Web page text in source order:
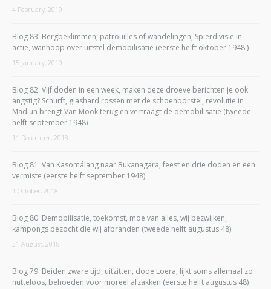
4 February, 2019
Blog 83: Bergbeklimmen, patrouilles of wandelingen, Spierdivisie in
actie, wanhoop over uitstel demobilisatie (eerste helft oktober 1948 )
15 January, 2019
Blog 82: Vijf doden in een week, maken deze droeve berichten je ook
angstig? Schurft, glashard rossen met de schoenborstel, revolutie in
Madiun brengt Van Mook terug en vertraagt de demobilisatie (tweede
helft september 1948)
11 December, 2018
Blog 81: Van Kasomálang naar Bukanagara, feest en drie doden en een
vermiste (eerste helft september 1948)
1 October, 2018
Blog 80: Demobilisatie, toekomst, moe van alles, wij bezwijken,
kampongs bezocht die wij afbranden (tweede helft augustus 48)
31 August, 2018
Blog 79: Beiden zware tijd, uitzitten, dode Loera, lijkt soms allemaal zo
nutteloos, behoeden voor moreel afzakken (eerste helft augustus 48)